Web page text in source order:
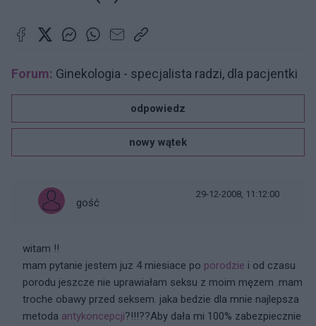
Forum: Ginekologia - specjalista radzi, dla pacjentki
odpowiedz
nowy wątek
gość
29-12-2008, 11:12:00
witam !!
mam pytanie jestem juz 4 miesiace po porodzie i od czasu
porodu jeszcze nie uprawiałam seksu z moim męzem .mam
troche obawy przed seksem. jaka bedzie dla mnie najlepsza
metoda antykoncepcji?!!!??Aby dała mi 100% zabezpiecznie